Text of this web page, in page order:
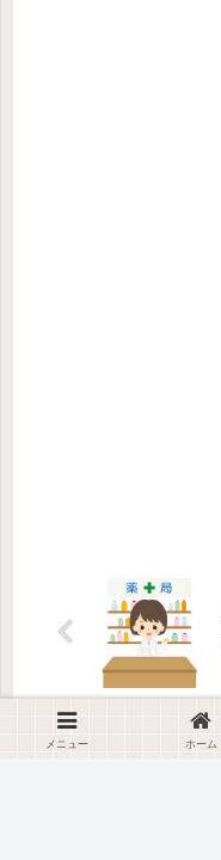
メニュー ホーム